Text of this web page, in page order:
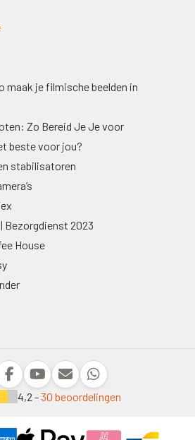
je filmische beelden in
Zo Bereid Je Je voor
beste voor jou?
stabilisatoren
Bezorgdienst 2023
House
4,2 -30 beoordelingen